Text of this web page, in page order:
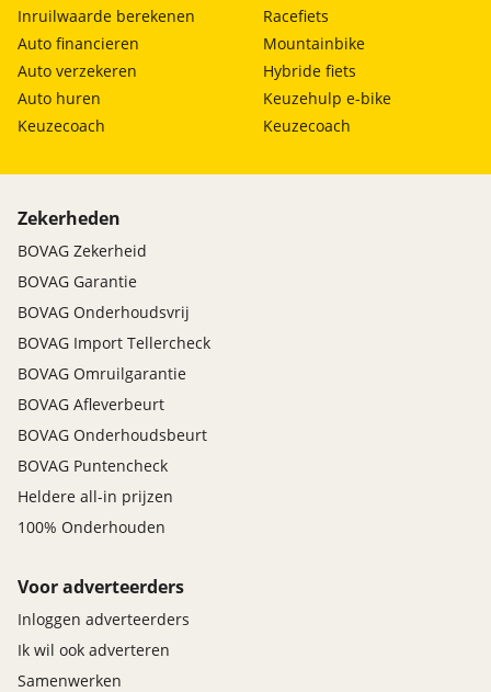
Inruilwaarde berekenen
Auto financieren
Auto verzekeren
Auto huren
Keuzecoach
Racefiets
Mountainbike
Hybride fiets
Keuzehulp e-bike
Keuzecoach
Zekerheden
BOVAG Zekerheid
BOVAG Garantie
BOVAG Onderhoudsvrij
BOVAG Import Tellercheck
BOVAG Omruilgarantie
BOVAG Afleverbeurt
BOVAG Onderhoudsbeurt
BOVAG Puntencheck
Heldere all-in prijzen
100% Onderhouden
Voor adverteerders
Inloggen adverteerders
Ik wil ook adverteren
Samenwerken